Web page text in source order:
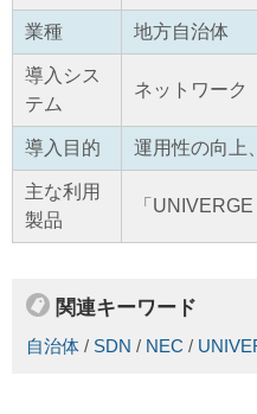
業種 地方自治体
導入シス
テム
ネットワーク
導入目的 運用性の向上
主な利用
製品
「
関連キーワード
自治体 / SDN / NEC /